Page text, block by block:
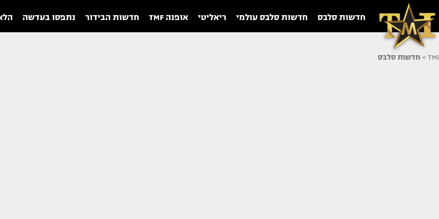
חדשות סלבס חדשות סלבס עולמי ריאליטי אופנה TMF חדשות הבידור נתפסו בעדשה
TMI
> חדשות סלבס